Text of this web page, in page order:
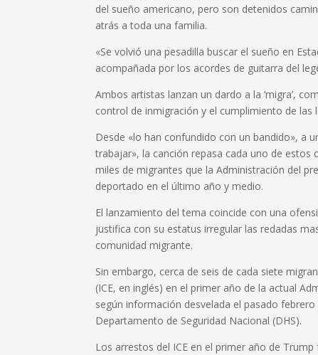
del sueño americano, pero son detenidos
atrás a toda una familia.
«Se volvió una pesadilla buscar el sueño en
acompañada por los acordes de guitarra del
Ambos artistas lanzan un dardo a la ‘migra’,
control de inmigración y el cumplimiento de las
Desde «lo han confundido con un bandido», a
trabajar», la canción repasa cada uno de
miles de migrantes que la Administración del
deportado en el último año y medio.
El lanzamiento del tema coincide con una
justifica con su estatus irregular las redadas
comunidad migrante.
Sin embargo, cerca de seis de cada siete
(ICE, en inglés) en el primer año de la actual
según información desvelada el pasado
Departamento de Seguridad Nacional (DHS).
Los arrestos del ICE en el primer año de